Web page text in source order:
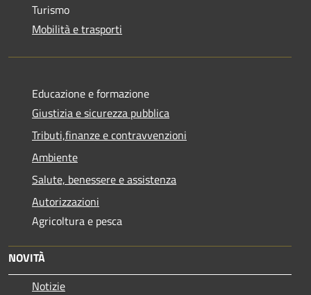
Turismo
Mobilità e trasporti
Educazione e formazione
Giustizia e sicurezza pubblica
Tributi,finanze e contravvenzioni
Ambiente
Salute, benessere e assistenza
Autorizzazioni
Agricoltura e pesca
NOVITÀ
Notizie